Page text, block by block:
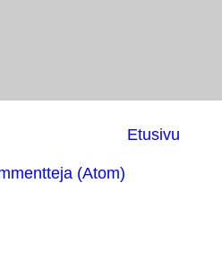
Etusivu
(Atom)